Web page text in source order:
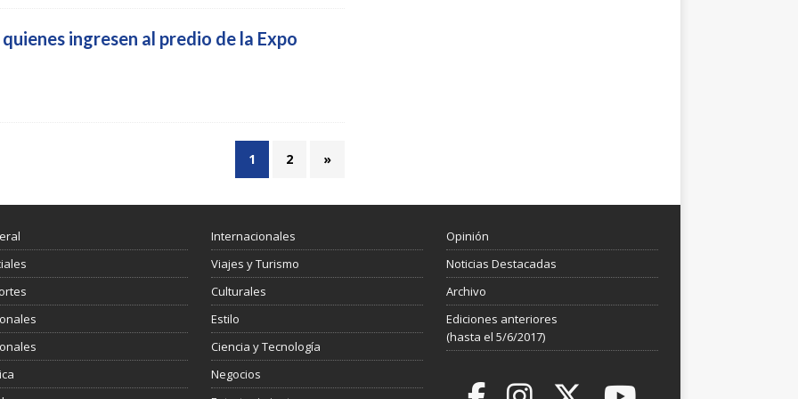
ingresen al predio de la Expo
1 2 »
Internacionales
Viajes y Turismo
Culturales
Estilo
Ciencia y Tecnología
Negocios
Opinión
Noticias Destacadas
Archivo
Ediciones anteriores
(hasta el 5/6/2017)